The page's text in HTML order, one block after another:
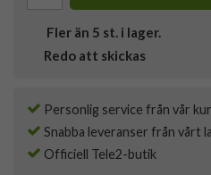
Fler än 5 st. i lager.
Redo att skickas
Personlig service från vår
Snabba leveranser från vårt
Officiell Tele2-butik